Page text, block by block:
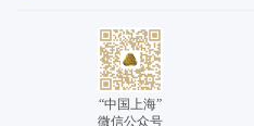
“中国上海”
微信公众号